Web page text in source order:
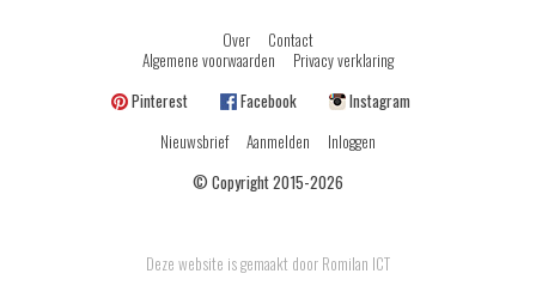
Over
Contact
Algemene voorwaarden
Privacy verklaring
Pinterest
Facebook
Instagram
Nieuwsbrief
Aanmelden
Inloggen
© Copyright 2015-2026
Deze website is gemaakt door Romilan ICT